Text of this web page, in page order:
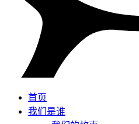
首页
我们是谁